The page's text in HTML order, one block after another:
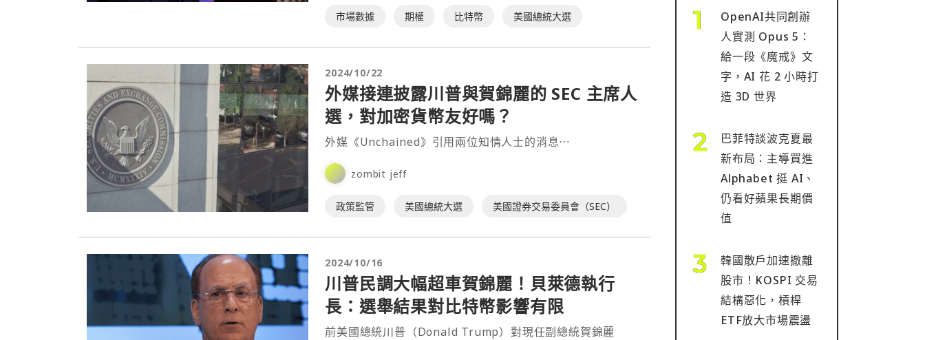
市場數據 期權 比特幣 美國總統大選
2024/10/22
外媒接連披露川普與賀錦麗的 SEC 主席人
選，對加密貨幣友好嗎？
外媒《Unchained》引用兩位知情人士的消息⋯
zombit jeff
政策監管 美國總統大選 美國證券交易委員會（SEC）
2024/10/16
川普民調大幅超車賀錦麗！貝萊德執行
長：選舉結果對比特幣影響有限
前美國總統川普（Donald Trump）對現任副總統賀錦麗
OpenAI共同創辦
人實測 Opus 5：
給一段《魔戒》文
字，AI 花 2 小時打
造 3D 世界
巴菲特談波克夏最
新布局：主導買進
Alphabet 挺 AI、
仍看好蘋果長期價
值
韓國散戶加速撤離
股市！KOSPI 交易
結構惡化，槓桿
ETF放大市場震盪